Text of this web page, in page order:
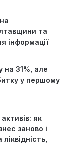
та
інформації
на 31%, але
у першому
як
заново і